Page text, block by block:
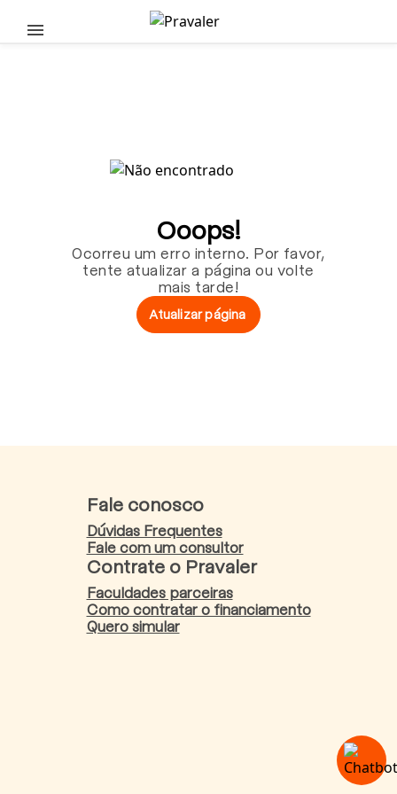
Pular para o conteúdo principal
Ooops!
Ocorreu um erro interno. Por favor,
tente atualizar a página ou volte
mais tarde!
Atualizar página
Fale conosco
Dúvidas Frequentes
Fale com um consultor
Contrate o Pravaler
Faculdades parceiras
Como contratar o financiamento
Quero simular